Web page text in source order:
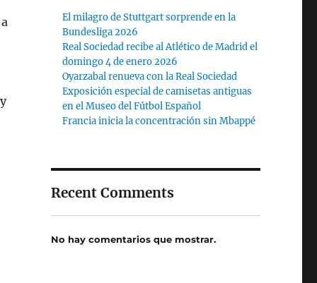
El milagro de Stuttgart sorprende en la
Bundesliga 2026
Real Sociedad recibe al Atlético de Madrid el
domingo 4 de enero 2026
Oyarzabal renueva con la Real Sociedad
Exposición especial de camisetas antiguas
en el Museo del Fútbol Español
Francia inicia la concentración sin Mbappé
Recent Comments
No hay comentarios que mostrar.